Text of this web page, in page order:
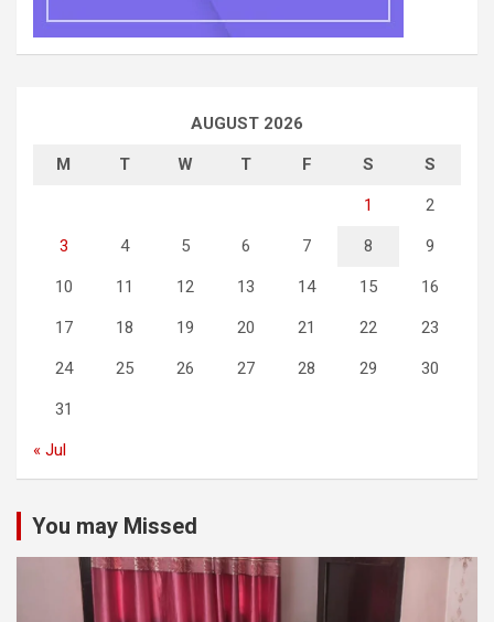
AUGUST 2026
M T W T F S S
1 2
3 4 5 6 7 8 9
10 11 12 13 14 15 16
17 18 19 20 21 22 23
24 25 26 27 28 29 30
31
« Jul
You may Missed